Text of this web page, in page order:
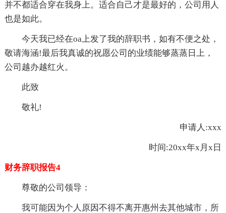
并不都适合穿在我身上。适合自己才是最好的，公司用人
也是如此。
今天我已经在oa上发了我的辞职书，如有不便之处，
敬请海涵!最后我真诚的祝愿公司的业绩能够蒸蒸日上，
公司越办越红火。
此致
敬礼!
申请人:xxx
时间:20xx年x月x日
财务辞职报告4
尊敬的公司领导：
我可能因为个人原因不得不离开惠州去其他城市，所